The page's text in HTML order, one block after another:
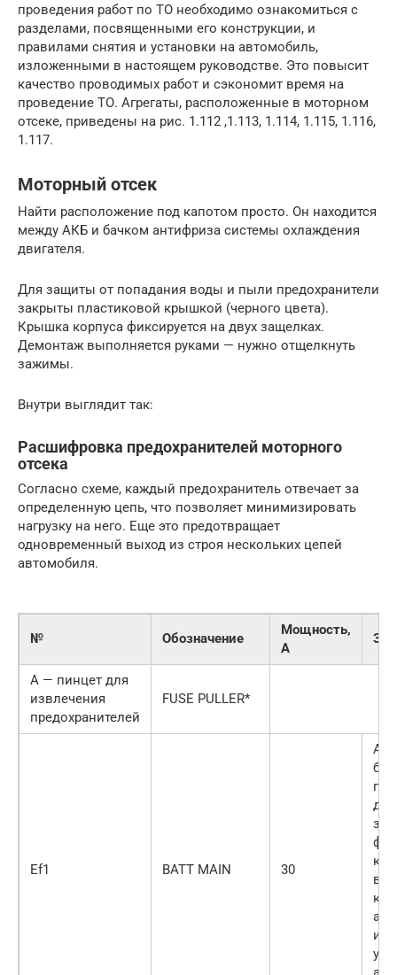
проведения работ по ТО необходимо ознакомиться с
разделами, посвященными его конструкции, и
правилами снятия и установки на автомобиль,
изложенными в настоящем руководстве. Это повысит
качество проводимых работ и сэкономит время на
проведение ТО. Агрегаты, расположенные в моторном
отсеке, приведены на рис. 1.112 ,1.113, 1.114, 1.115, 1.116,
1.117.
Моторный отсек
Найти расположение под капотом просто. Он находится
между АКБ и бачком антифриза системы охлаждения
двигателя.
Для защиты от попадания воды и пыли предохранители
закрыты пластиковой крышкой (черного цвета).
Крышка корпуса фиксируется на двух защелках.
Демонтаж выполняется руками — нужно отщелкнуть
зажимы.
Внутри выглядит так:
Расшифровка предохранителей моторного
отсека
Согласно схеме, каждый предохранитель отвечает за
определенную цепь, что позволяет минимизировать
нагрузку на него. Еще это предотвращает
одновременный выход из строя нескольких цепей
автомобиля.
№ Обозначение
Мощность,
A
За
А — пинцет для
извлечения
предохранителей
FUSE PULLER*
Ef1 ВАТТ MAIN 30